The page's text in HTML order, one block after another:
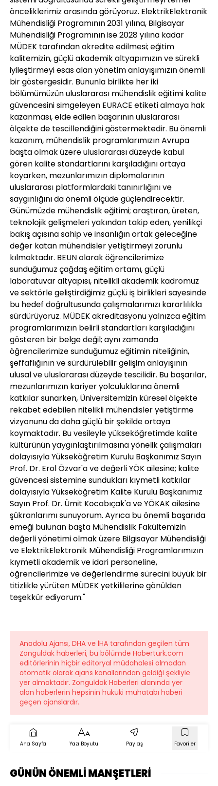
önceliklerimiz arasında görüyoruz. ElektrikElektronik
Mühendisliği Programının 2031 yılına, Bilgisayar
Mühendisliği Programının ise 2028 yılına kadar
MÜDEK tarafından akredite edilmesi; eğitim
kalitemizin, güçlü akademik altyapımızın ve sürekli
iyileştirmeyi esas alan yönetim anlayışımızın önemli
bir göstergesidir. Bununla birlikte her iki
bölümümüzün uluslararası mühendislik eğitimi kalite
güvencesini simgeleyen EURACE etiketi almaya hak
kazanması, elde edilen başarının uluslararası
ölçekte de tescillendiğini göstermektedir. Bu önemli
kazanım, mühendislik programlarımızın Avrupa
başta olmak üzere uluslararası düzeyde kabul
gören kalite standartlarını karşıladığını ortaya
koyarken, mezunlarımızın diplomalarının
uluslararası platformlardaki tanınırlığını ve
saygınlığını da önemli ölçüde güçlendirecektir.
Günümüzde mühendislik eğitimi; araştıran, üreten,
teknolojik gelişmeleri yakından takip eden, yenilikçi
bakış açısına sahip ve insanlığın ortak geleceğine
değer katan mühendisler yetiştirmeyi zorunlu
kılmaktadır. BEUN olarak öğrencilerimize
sunduğumuz çağdaş eğitim ortamı, güçlü
laboratuvar altyapısı, nitelikli akademik kadromuz
ve sektörle geliştirdiğimiz güçlü iş birlikleri sayesinde
bu hedef doğrultusunda çalışmalarımızı kararlılıkla
sürdürüyoruz. MÜDEK akreditasyonu yalnızca eğitim
programlarımızın belirli standartları karşıladığını
gösteren bir belge değil; aynı zamanda
öğrencilerimize sunduğumuz eğitimin niteliğinin,
şeffaflığının ve sürdürülebilir gelişim anlayışının
ulusal ve uluslararası düzeyde tescilidir. Bu başarılar,
mezunlarımızın kariyer yolculuklarına önemli
katkılar sunarken, Üniversitemizin küresel ölçekte
rekabet edebilen nitelikli mühendisler yetiştirme
vizyonunu da daha güçlü bir şekilde ortaya
koymaktadır. Bu vesileyle yükseköğretimde kalite
kültürünün yaygınlaştırılmasına yönelik çalışmaları
dolayısıyla Yükseköğretim Kurulu Başkanımız Sayın
Prof. Dr. Erol Özvar'a ve değerli YÖK ailesine; kalite
güvencesi sistemine sundukları kıymetli katkılar
dolayısıyla Yükseköğretim Kalite Kurulu Başkanımız
Sayın Prof. Dr. Ümit Kocabıçak'a ve YÖKAK ailesine
şükranlarımı sunuyorum. Ayrıca bu önemli başarıda
emeği bulunan başta Mühendislik Fakültemizin
değerli yönetimi olmak üzere Bilgisayar Mühendisliği
ve ElektrikElektronik Mühendisliği Programlarımızın
kıymetli akademik ve idari personeline,
öğrencilerimize ve değerlendirme sürecini büyük bir
titizlikle yürüten MÜDEK yetkililerine gönülden
teşekkür ediyorum."
Anadolu Ajansı, DHA ve İHA tarafından geçilen tüm
Zonguldak haberleri, bu bölümde Haberturk.com
editörlerinin hiçbir editoryal müdahalesi olmadan
otomatik olarak ajans kanallarından geldiği şekliyle
yer almaktadır. Zonguldak Haberleri alanında yer
alan haberlerin hepsinin hukuki muhatabı haberi
geçen ajanslardır.
Ana Sayfa Yazı Boyutu Paylaş Favoriler
GÜNÜN ÖNEMLİ MANŞETLERİ